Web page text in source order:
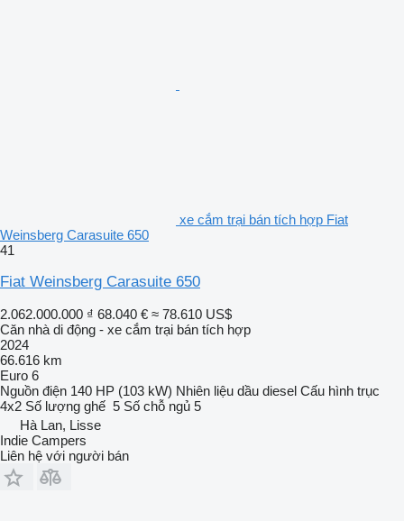
xe cắm trại bán tích hợp Fiat
Weinsberg Carasuite 650
41
Fiat Weinsberg Carasuite 650
2.062.000.000 ₫ 68.040 € ≈ 78.610 US$
Căn nhà di động - xe cắm trại bán tích hợp
2024
66.616 km
Euro 6
Nguồn điện 140 HP (103 kW) Nhiên liệu dầu diesel Cấu hình trục
4x2 Số lượng ghế 5 Số chỗ ngủ 5
Hà Lan, Lisse
Indie Campers
Liên hệ với người bán